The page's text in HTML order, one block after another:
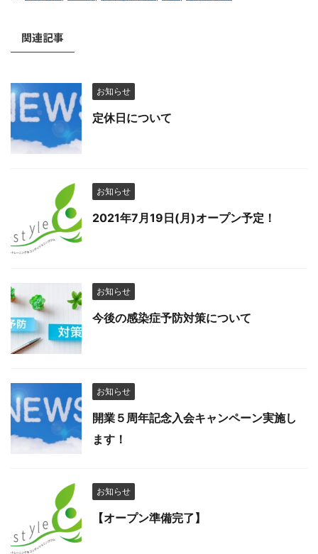
関連記事
お知らせ
定休日について
お知らせ
2021年7月19日(月)オープン予定！
お知らせ
今後の感染症予防対策について
お知らせ
開業５周年記念入会キャンペーン実施し
ます！
お知らせ
【オープン準備完了】